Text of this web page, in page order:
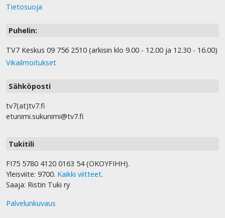
Tietosuoja
Puhelin:
TV7 Keskus 09 756 2510 (arkisin klo 9.00 - 12.00 ja 12.30 - 16.00)
Vikailmoitukset
Sähköposti
tv7(at)tv7.fi
etunimi.sukunimi@tv7.fi
Tukitili
FI75 5780 4120 0163 54 (OKOYFIHH).
Yleisviite: 9700. Kaikki viitteet.
Saaja: Ristin Tuki ry
Palvelunkuvaus